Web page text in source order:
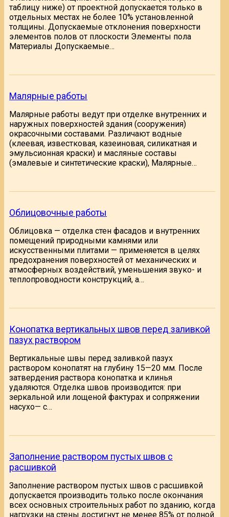
таблицу ниже) от проектной допускается только в
отдельных местах не более 10% установленной
толщины. Допускаемые отклонения поверхности
элементов полов от плоскости Элементы пола
Материалы Допускаемые…
Малярные работы
Малярные работы ведут при отделке внутренних и
наружных поверхностей здания (сооружения)
окрасочными составами. Различают водные
(клеевая, известковая, казеиновая, силикатная и
эмульсионная краски) и масляные составы
(эмалевые и синтетические краски), Малярные…
Облицовочные работы
Облицовка — отделка стен фасадов и внутренних
помещений природными камнями или
искусственными плитами — применяется в целях
предохранения поверхностей от механических и
атмосферных воздействий, уменьшения звуко- и
теплопроводности конструкций, а…
Конопатка вертикальных швов перед заливкой
пазух раствором
Вертикальные швы перед заливкой пазух
раствором конопатят на глубину 15—20 мм. После
затвердения раствора конопатка и клинья
удаляются. Отделка швов производится: при
зеркальной или лощеной фактурах и сопряжении
насухо— с…
Заполнение раствором пустых швов с
расшивкой
Заполнение раствором пустых швов с расшивкой
допускается производить только после окончания
всех основных строительных работ по зданию, когда
нагрузки на стены достигнут не менее 85% от полной